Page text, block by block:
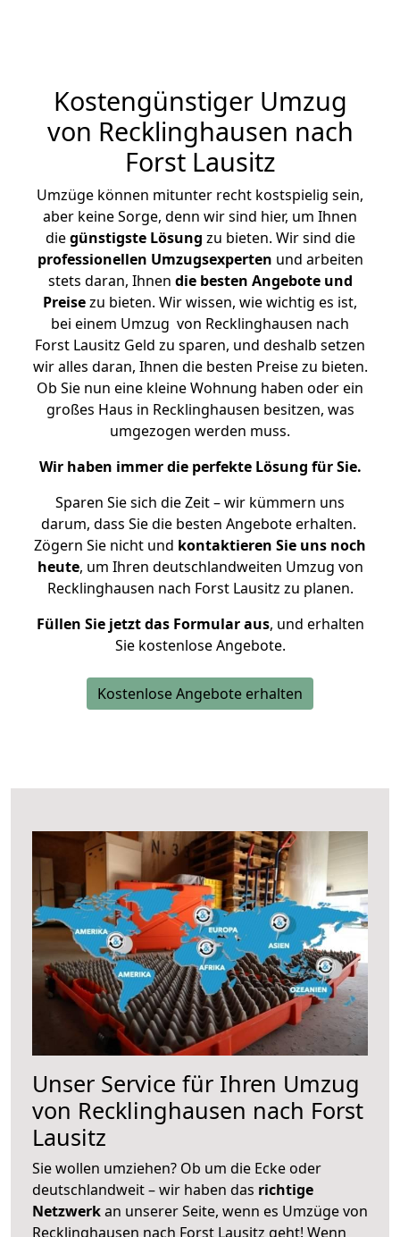
Kostengünstiger Umzug
von Recklinghausen nach
Forst Lausitz
Umzüge können mitunter recht kostspielig sein,
aber keine Sorge, denn wir sind hier, um Ihnen
diegünstigste Lösung zu bieten. Wir sind die
professionellen Umzugsexperten und arbeiten
stets daran, Ihnen die besten Angebote und
Preisezu bieten. Wir wissen, wie wichtig es ist,
bei einem Umzug von Recklinghausen nach
Forst Lausitz Geld zu sparen, und deshalb setzen
wir alles daran, Ihnen die besten Preise zu bieten.
Ob Sie nun eine kleine Wohnung haben oder ein
großes Haus in Recklinghausen besitzen, was
umgezogen werden muss.
Wir haben immer die perfekte Lösung für Sie.
Sparen Sie sich die Zeit – wir kümmern uns
darum, dass Sie die besten Angebote erhalten.
Zögern Sie nicht und kontaktieren Sie uns noch
heute, um Ihren deutschlandweiten Umzug von
Recklinghausen nach Forst Lausitz zu planen.
Füllen Sie jetzt das Formular aus, und erhalten
Sie kostenlose Angebote.
Kostenlose Angebote erhalten
Unser Service für Ihren Umzug
von Recklinghausen nach Forst
Lausitz
Sie wollen umziehen? Ob um die Ecke oder
deutschlandweit – wir haben das richtige
Netzwerkan unserer Seite, wenn es Umzüge von
Recklinghausen nach Forst Lausitz geht! Wenn